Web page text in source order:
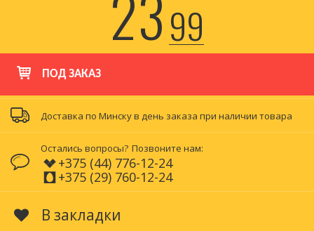
99
ПОД ЗАКАЗ
Доставка по Минску в день заказа при наличии товара
Остались вопросы? Позвоните нам:
+375 (44) 776-12-24
+375 (29) 760-12-24
В закладки